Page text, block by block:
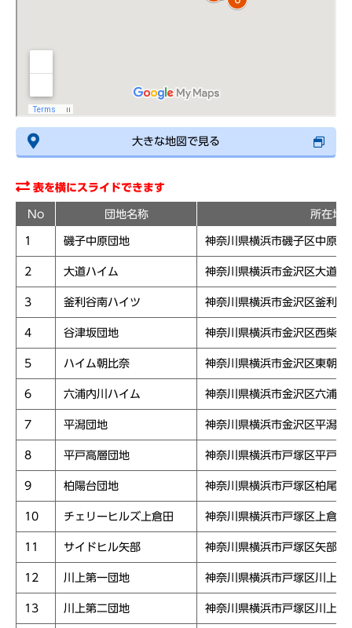
大きな地図で見る
表を横にスライドできます
No 団地名称 所在地
1 磯子中原団地 神奈川県横浜市磯子区中原１
2 大道ハイム 神奈川県横浜市金沢区大道１
3 釜利谷南ハイツ 神奈川県横浜市金沢区釜利谷
4 谷津坂団地 神奈川県横浜市金沢区西柴１
5 ハイム朝比奈 神奈川県横浜市金沢区東朝比
6 六浦内川ハイム 神奈川県横浜市金沢区六浦東
7 平潟団地 神奈川県横浜市金沢区平潟町
8 平戸高層団地 神奈川県横浜市戸塚区平戸町
9 柏陽台団地 神奈川県横浜市戸塚区柏尾町
10 チェリーヒルズ上倉田 神奈川県横浜市戸塚区上倉田
11 サイドヒル矢部 神奈川県横浜市戸塚区矢部町
12 川上第一団地 神奈川県横浜市戸塚区川上町
13 川上第二団地 神奈川県横浜市戸塚区川上町